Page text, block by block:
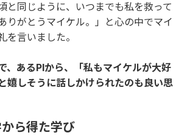
と同じように、いつまでも私を救って
りがとうマイケル。」と心の中でマイ
を言いました。
、あるPIから、「私もマイケルが大好
嬉しそうに話しかけられたのも良い思
ら得た学び